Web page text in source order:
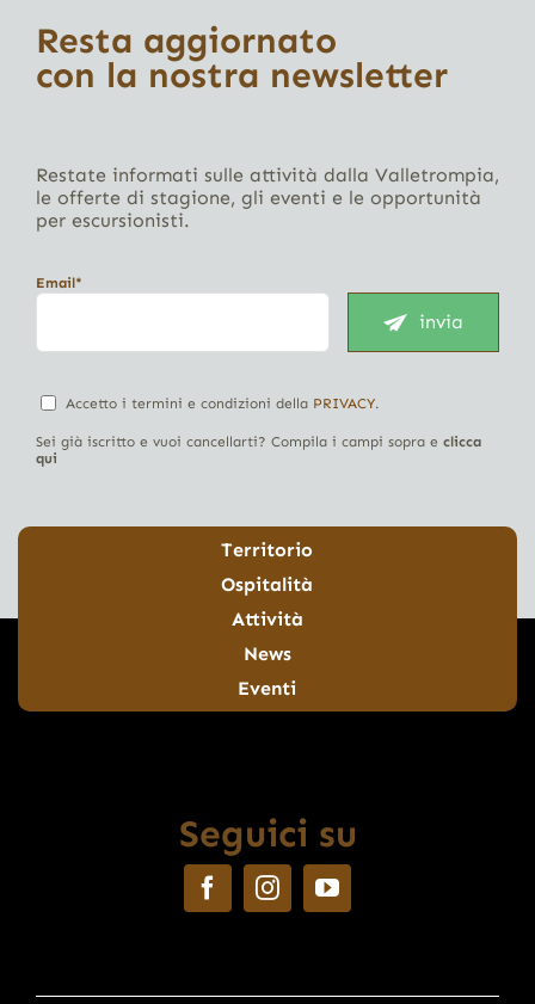
Resta aggiornato
con la nostra newsletter
Restate informati sulle attività dalla Valletrompia,
le offerte di stagione, gli eventi e le opportunità
per escursionisti.
Email*
invia
Accetto i termini e condizioni della PRIVACY.
Sei già iscritto e vuoi cancellarti? Compila i campi sopra e clicca
qui
Territorio
Ospitalità
Attività
News
Eventi
Seguici su